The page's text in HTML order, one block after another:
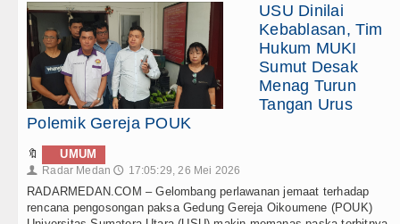
USU Dinilai
Kebablasan, Tim
Hukum MUKI
Sumut Desak
Menag Turun
Tangan Urus
Polemik Gereja POUK
🔖 UMUM
👤 Radar Medan 🕔 17:05:29, 26 Mei 2026
RADARMEDAN.COM – Gelombang perlawanan jemaat terhadap
rencana pengosongan paksa Gedung Gereja Oikoumene (POUK)